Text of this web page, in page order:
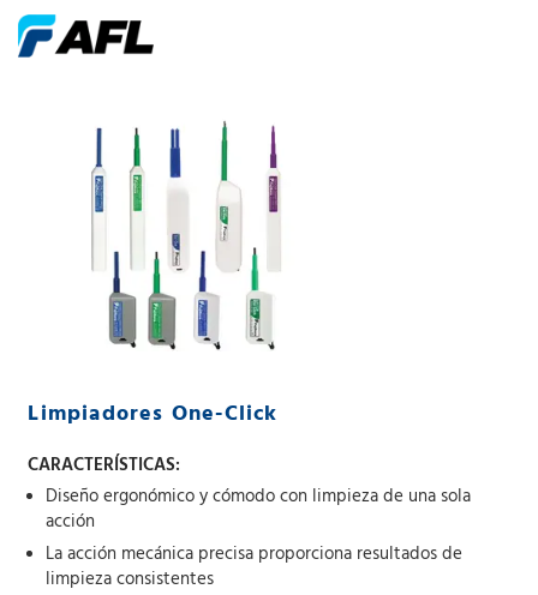
Limpiadores One-Click
CARACTERÍSTICAS:
Diseño ergonómico y cómodo con limpieza de una sola
acción
La acción mecánica precisa proporciona resultados de
limpieza consistentes